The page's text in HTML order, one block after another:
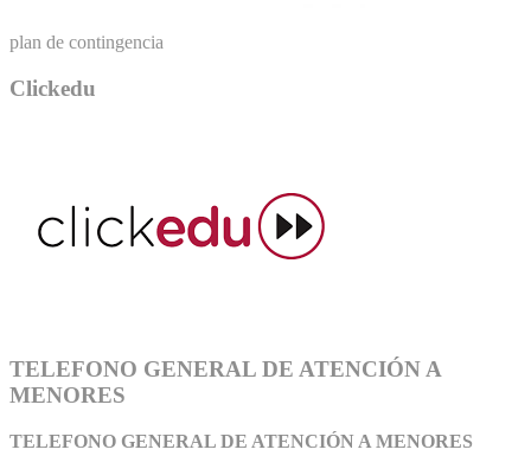
plan de contingencia
Clickedu
TELEFONO GENERAL DE ATENCIÓN A
MENORES
TELEFONO GENERAL DE ATENCIÓN A MENORES